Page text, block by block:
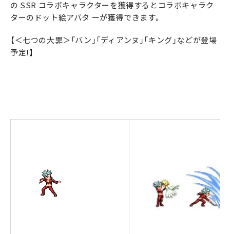
の SSR コラボキャラクターを獲得するとコラボキャラク
ターのドット絵アバタ ーが獲得できます。
【＜七つの大罪＞「バン」「ディアンヌ」「キング」などが登場
予定!】